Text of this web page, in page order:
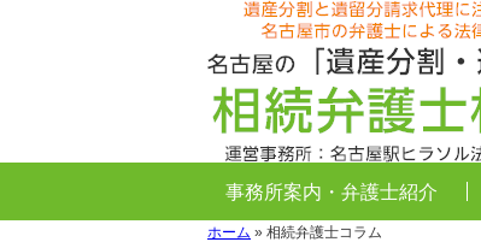
事務所案内・弁護士紹介
ホーム » 相続弁護士コラム